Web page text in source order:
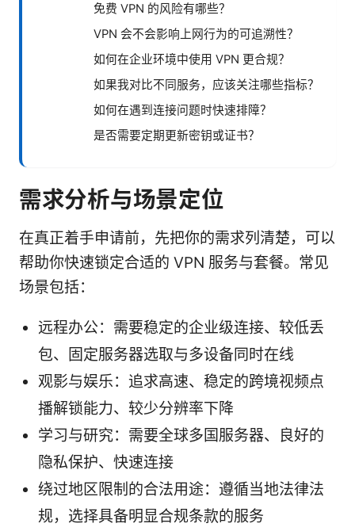
免费 VPN 的风险有哪些？
VPN 会不会影响上网行为的可追溯性？
如何在企业环境中使用 VPN 更合规？
如果我对比不同服务，应该关注哪些指标？
如何在遇到连接问题时快速排障？
是否需要定期更新密钥或证书？
需求分析与场景定位
在真正着手申请前，先把你的需求列清楚，可以
帮助你快速锁定合适的 VPN 服务与套餐。常见
场景包括：
远程办公：需要稳定的企业级连接、较低丢
包、固定服务器选取与多设备同时在线
观影与娱乐：追求高速、稳定的跨境视频点
播解锁能力、较少分辨率下降
学习与研究：需要全球多国服务器、良好的
隐私保护、快速连接
绕过地区限制的合法用途：遵循当地法律法
规，选择具备明显合规条款的服务